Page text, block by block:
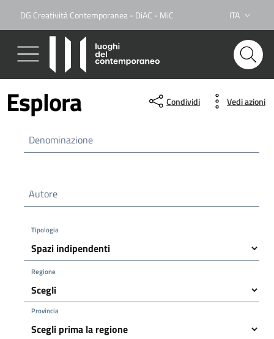
DG Creatività Contemporanea - DiAC - MiC Lingua
ITA
Esplora Condividi Vedi azioni
Denominazione
Autore
Tipologia
Regione
Provincia